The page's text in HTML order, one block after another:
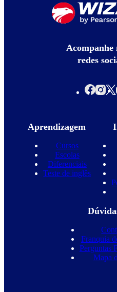
Acompanhe
redes
Aprendizagem
Cursos
Escolas
Diferenciais
Teste de inglês
Franquia
Perguntas
Mapa